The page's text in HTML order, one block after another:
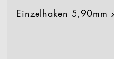
Einzelhaken 5,90mm